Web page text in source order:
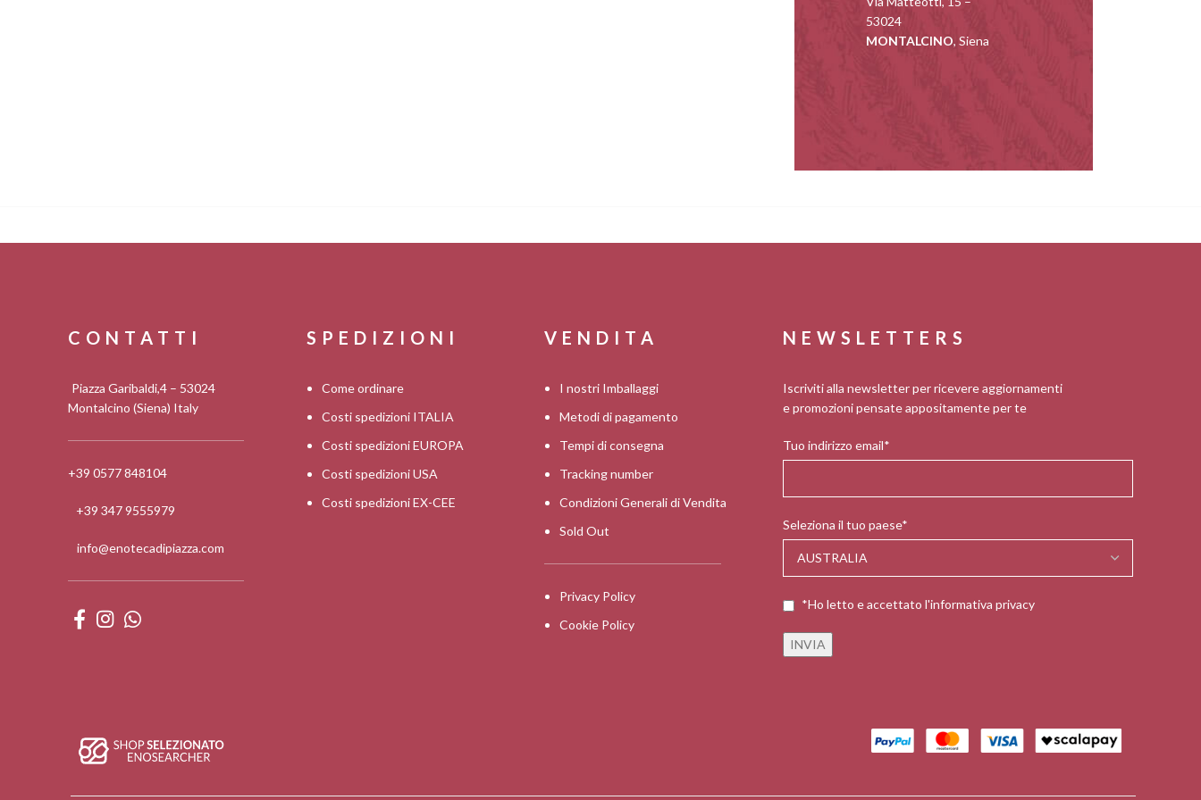
53024
MONTALCINO, Siena
CONTATTI
Piazza Garibaldi,4 – 53024
Montalcino (Siena) Italy
+39 0577 848104
+39 347 9555979
info@enotecadipiazza.com
SPEDIZIONI
Come ordinare
Costi spedizioni ITALIA
Costi spedizioni EUROPA
Costi spedizioni USA
Costi spedizioni EX-CEE
VENDITA
I nostri Imballaggi
Metodi di pagamento
Tempi di consegna
Tracking number
Condizioni Generali di Vendita
Sold Out
Privacy Policy
Cookie Policy
NEWSLETTERS
Iscriviti alla newsletter per ricevere aggiornamenti
e promozioni pensate appositamente per te
Tuo indirizzo email*
Seleziona il tuo paese*
*Ho letto e accettato l'informativa privacy